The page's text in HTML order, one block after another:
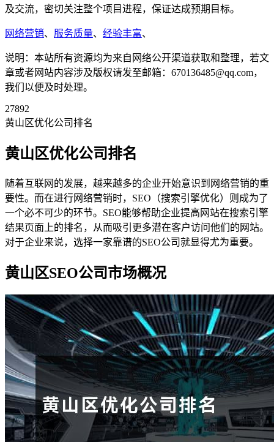
及交流，密切关注整个项目进程，保证达成预期目标。
网络营销、 服务质量、 经验丰富、
说明：本站所有资源均为来自网络公开渠道获取和整理，若文
章或者网站内容涉及版权请发至邮箱：670136485@qq.com，
我们以便及时处理。
27892
黄山区优化公司排名
黄山区优化公司排名
随着互联网的发展，越来越多的企业开始意识到网络营销的重
要性。而在进行网络营销时，SEO（搜索引擎优化）则成为了
一个必不可少的环节。SEO能够帮助企业提高网站在搜索引擎
结果页面上的排名，从而吸引更多潜在客户访问他们的网站。
对于企业来说，选择一家靠谱的SEO公司就显得尤为重要。
黄山区SEO公司市场概况